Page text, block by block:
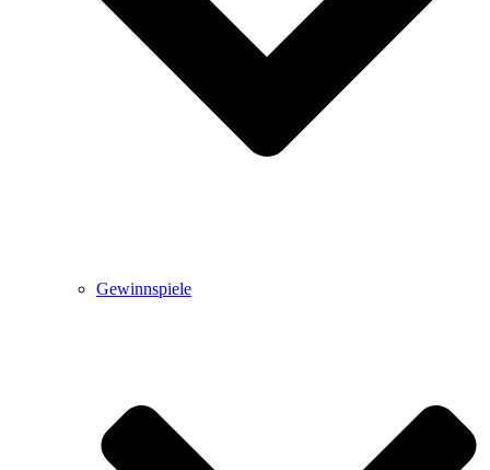
Gewinnspiele